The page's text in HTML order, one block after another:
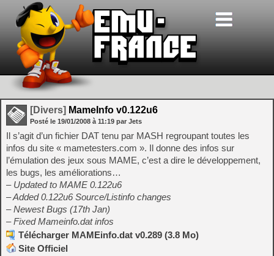
[Divers] MameInfo v0.122u6
Posté le 19/01/2008 à 11:19 par Jets
Il s’agit d’un fichier DAT tenu par MASH regroupant toutes les
infos du site « mametesters.com ». Il donne des infos sur
l’émulation des jeux sous MAME, c’est a dire le développement,
les bugs, les améliorations…
– Updated to MAME 0.122u6
– Added 0.122u6 Source/Listinfo changes
– Newest Bugs (17th Jan)
– Fixed Mameinfo.dat infos
Télécharger MAMEinfo.dat v0.289 (3.8 Mo)
Site Officiel